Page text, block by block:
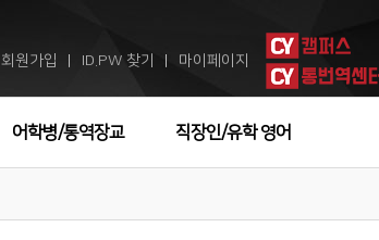
회원가입 ID.PW 찾기 마이페이지
어학병/통역장교 직장인/유학 영어